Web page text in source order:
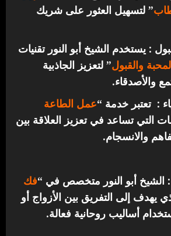
” لتسهيل العثور على شريك
: يستخدم الشيخ أبو النور تقنيات
والقبول” لتعزيز الجاذبية
والأصدقاء.
: تعتبر خدمة “عمل الطاعة
التي تساعد في تعزيز العلاقة بين
والانسجام.
الشيخ أبو النور متخصص في “فك
يهدف إلى التفريق بين الأزواج أو
أساليب روحانية فعالة.